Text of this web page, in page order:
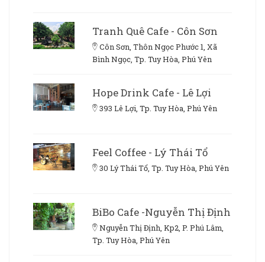
Tranh Quê Cafe - Côn Sơn
Côn Sơn, Thôn Ngọc Phước 1, Xã
Bình Ngọc, Tp. Tuy Hòa, Phú Yên
Hope Drink Cafe - Lê Lợi
393 Lê Lợi, Tp. Tuy Hòa, Phú Yên
Feel Coffee - Lý Thái Tổ
30 Lý Thái Tổ, Tp. Tuy Hòa, Phú Yên
BiBo Cafe -Nguyễn Thị Định
Nguyễn Thị Định, Kp2, P. Phú Lâm,
Tp. Tuy Hòa, Phú Yên